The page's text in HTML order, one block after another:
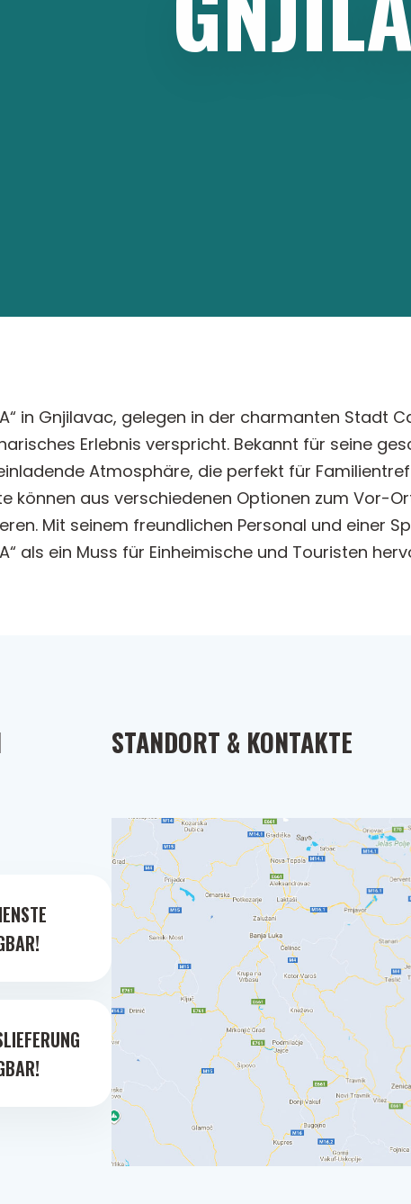
in Gnjilavac, gelegen in der charmanten
Erlebnis verspricht. Bekannt für seine
Atmosphäre, die perfekt für
können aus verschiedenen Optionen zum Vor-
Mit seinem freundlichen Personal und einer
als ein Muss für Einheimische und Touristen
STANDORT & KONTAKTE